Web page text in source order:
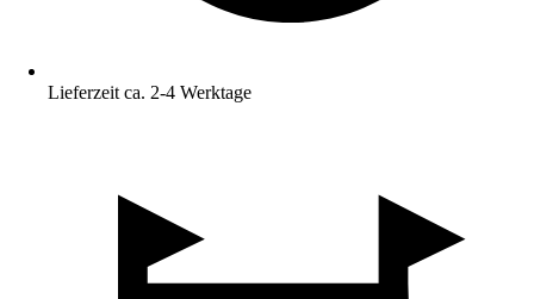
Lieferzeit ca. 2-4 Werktage